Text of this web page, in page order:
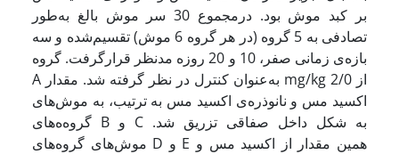
بر کبد موش بود. درمجموع 30 سر موش بالغ به‌طور
تصادفی به 5 گروه (در هر گروه 6 موش) تقسیم‌شده و سه
بازه‌ی زمانی صفر، 10 و 20 روزه مدنظر قرارگرفت. گروه
A به‌عنوان کنترل در نظر گرفته شد. مقدار mg/kg 2/0 از
اکسید مس و نانوذره‌ی اکسید مس به ترتیب، به موش‌های
گروه‌ه‌های B و C به شکل داخل صفاقی تزریق شد.
موش‌های گروه‌های D و E همین مقدار از اکسید مس و